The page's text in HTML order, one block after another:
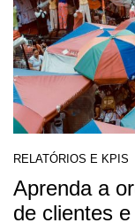
RELATÓRIOS E KPIS
Aprenda a
de clientes